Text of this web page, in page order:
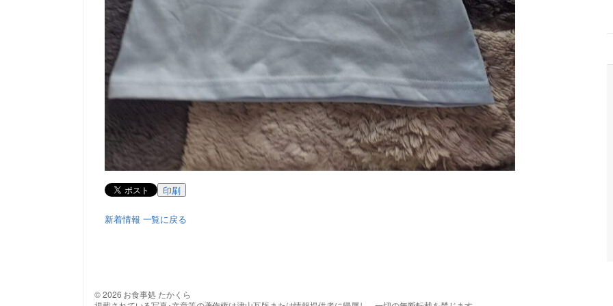
印刷
新着情報 一覧に戻る
© 2026 お食事処 たかくら